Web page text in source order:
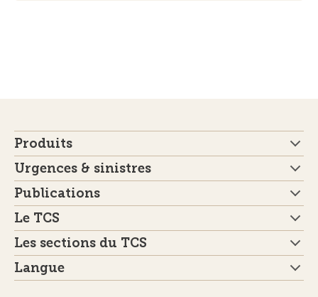
Produits
Urgences & sinistres
Publications
Le TCS
Les sections du TCS
Langue